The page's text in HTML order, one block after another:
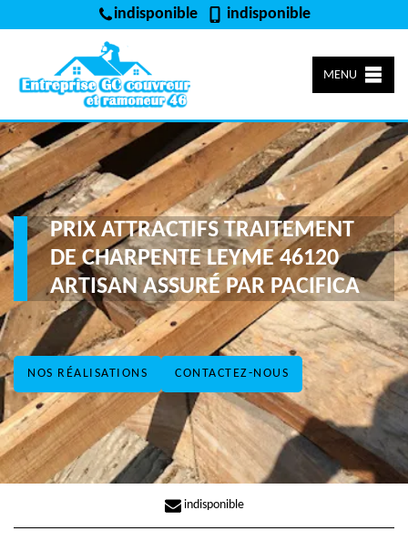
indisponible indisponible
MENU
NOS RÉALISATIONS CONTACTEZ-NOUS
PRIX ATTRACTIFS TRAITEMENT
DE CHARPENTE LEYME 46120
ARTISAN ASSURÉ PAR PACIFICA
indisponible